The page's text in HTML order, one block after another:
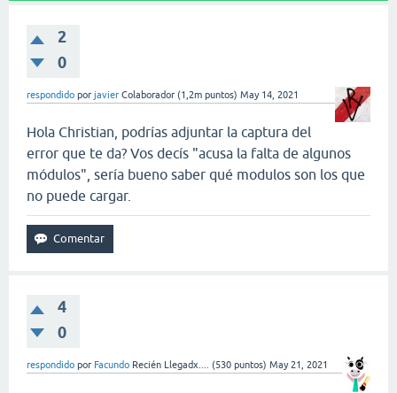
2
0
respondido por javier Colaborador (1,2m puntos) May 14, 2021
Hola Christian, podrías adjuntar la captura del
error que te da? Vos decís "acusa la falta de algunos
módulos", sería bueno saber qué modulos son los que
no puede cargar.
4
0
respondido por Facundo Recién Llegadx.... (530 puntos) May 21, 2021